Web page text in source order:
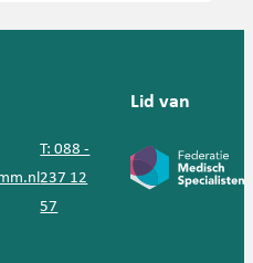
T: 088 -
237 12
57
Lid van